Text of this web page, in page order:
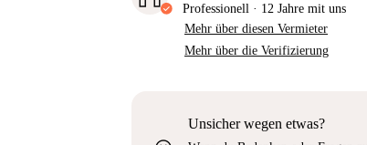
Professionell · 12 Jahre mit uns
Mehr über diesen Vermieter
Mehr über die Verifizierung
Unsicher wegen etwas?